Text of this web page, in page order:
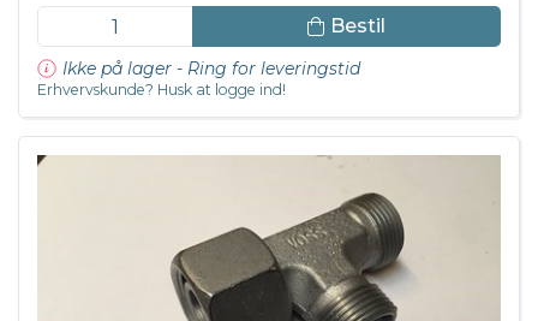
Bestil
Ikke på lager - Ring for leveringstid
Erhvervskunde? Husk at logge ind!